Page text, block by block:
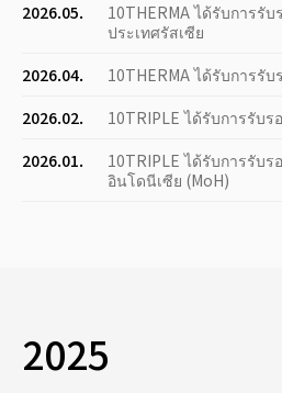
2026.05.
10THERMA ได้รับการรั
ประเทศรัสเซีย
2026.04.
10THERMA ได้รับการรับ
2026.02.
10TRIPLE ได้รับการรับร
2026.01.
10TRIPLE ได้รับการรับ
อินโดนีเซีย (MoH)
2025